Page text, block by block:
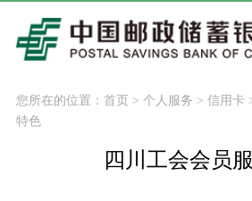
您所在的位置： 首页> 个人服务 > 信用卡
特色
四川工会会员